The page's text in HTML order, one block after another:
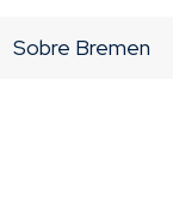
Sobre Bremen